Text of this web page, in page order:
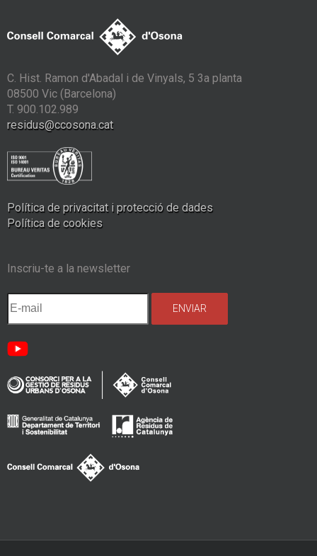
C. Hist. Ramon d'Abadal i de Vinyals, 5 3a planta
08500 Vic (Barcelona)
T. 900.102.989
residus@ccosona.cat
Política de privacitat i protecció de dades
Política de cookies
Inscriu-te a la newsletter